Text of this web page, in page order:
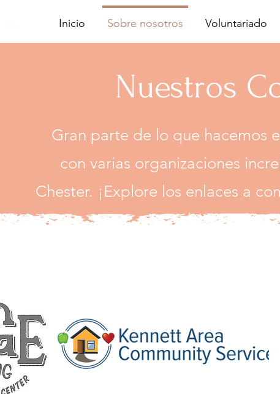
Inicio Sobre nosotros Voluntariado
Nuestros
Gran parte de lo que hacemos
con varias organizaciones
Chester. ¡Explore los enlaces a
de nuestros